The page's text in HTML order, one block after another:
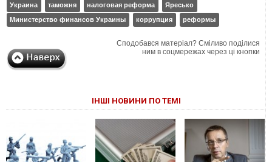
Украина таможня налоговая реформа
Яресько
Министерство финансов Украины
коррупция реформы
Сподобався матеріал? Сміливо поділися
ним в соцмережах через ці кнопки
ІНШІ НОВИНИ ПО ТЕМІ